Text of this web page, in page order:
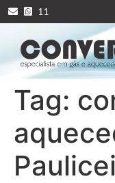
11
Tag: